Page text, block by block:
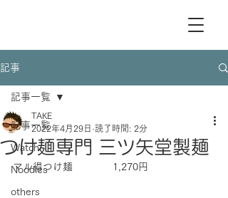
記事
記事一覧
Watch
Noodles
others
記事一覧
つけ麺専門 三ツ矢堂製麺
TAKE
2022年4月29日 読了時間: 2分
マル得つけ麺　　　　1,270円